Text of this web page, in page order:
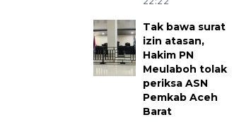
Tak bawa surat
izin atasan,
Hakim PN
Meulaboh tolak
periksa ASN
Pemkab Aceh
Barat